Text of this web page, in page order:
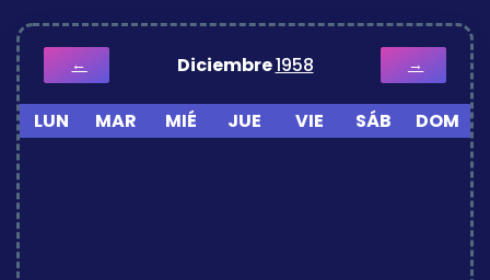
← Diciembre1958 →
LUN MAR MIÉ JUE VIE SÁB DOM